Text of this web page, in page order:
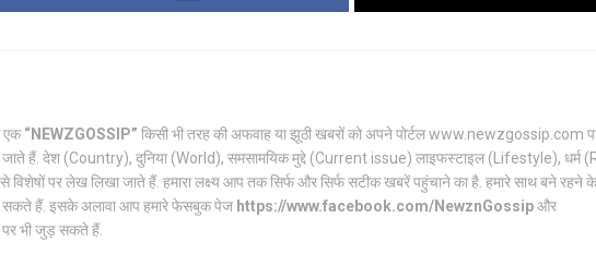
एक“NEWZGOSSIP” किसी भी तरह की अफवाह या झूठी खबरों को अपने पोर्टल www.newzgossip.com
जाते हैं. देश (Country), दुनिया (World), समसामयिक मुद्दे (Current issue) लाइफस्टाइल (Lifestyle), धर्म
पर लेख लिखा जाते हैं. हमारा लक्ष्य आप तक सिर्फ और सिर्फ सटीक खबरें पहुंचाने का है. हमारे साथ बने रहने
सकते हैं. इसके अलावा आप हमारे फेसबुक पेज https://www.facebook.com/NewznGossipऔर
पर भी जुड़ सकते हैं.